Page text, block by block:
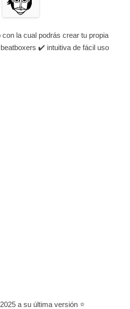
con la cual podrás crear tu propia
✔️ intuitiva de fácil uso
a su última versión ⭐